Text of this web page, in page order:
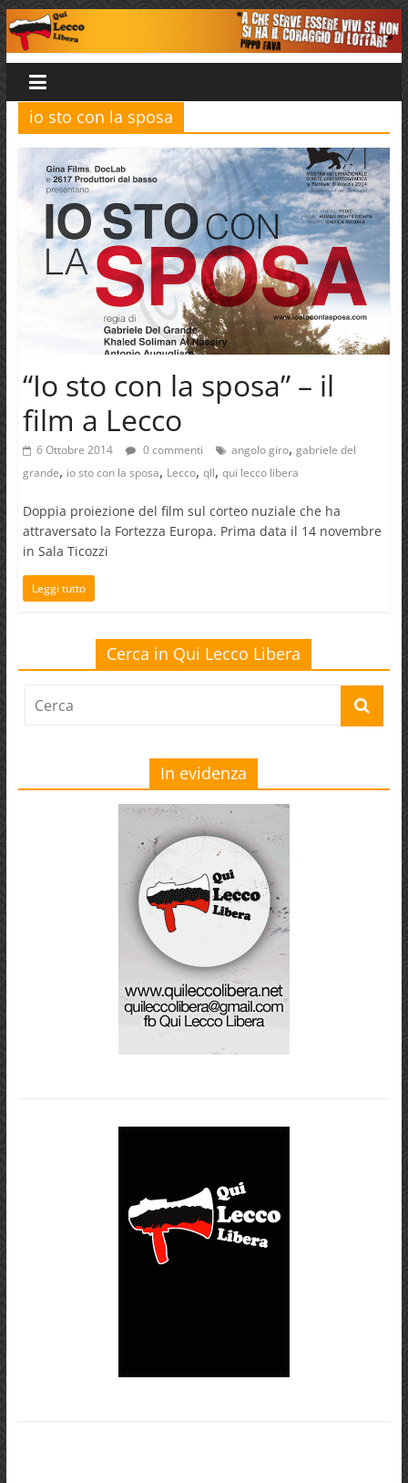
Salta
al
contenuto
Qui
Lecco
Libera
io sto con la sposa
“Io sto con la sposa” – il
film a Lecco
6 Ottobre 2014 0 commenti angolo giro, gabriele del
grande, io sto con la sposa, Lecco, qll, qui lecco libera
Doppia proiezione del film sul corteo nuziale che ha
attraversato la Fortezza Europa. Prima data il 14 novembre
in Sala Ticozzi
Leggi tutto
Cerca in Qui Lecco Libera
In evidenza